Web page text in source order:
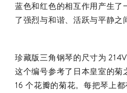
蓝色和红色的相互作用产生了
了强烈与和谐、活跃与平静之
珍藏版三角钢琴的尺寸为
这个编号参考了日本皇室的菊
16 个花瓣的菊花。每把琴上